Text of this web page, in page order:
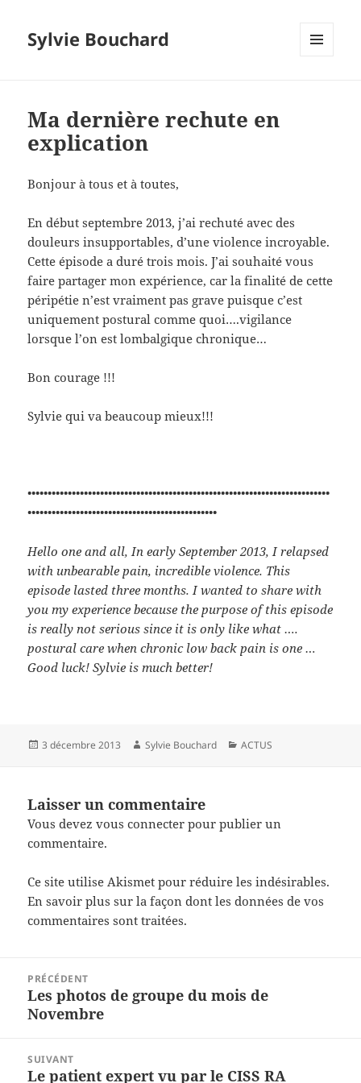
Sylvie Bouchard
Ma dernière rechute en
explication
Bonjour à tous et à toutes,
En début septembre 2013, j’ai rechuté avec des
douleurs insupportables, d’une violence incroyable.
Cette épisode a duré trois mois. J’ai souhaité vous
faire partager mon expérience, car la finalité de cette
péripétie n’est vraiment pas grave puisque c’est
uniquement postural comme quoi….vigilance
lorsque l’on est lombalgique chronique…
Bon courage !!!
Sylvie qui va beaucoup mieux!!!
•••••••••••••••••••••••••••••••••••••••••••••••••••••••••••••••••••••••••••
•••••••••••••••••••••••••••••••••••••••••••••••
Hello one and all, In early September 2013, I relapsed
with unbearable pain, incredible violence. This
episode lasted three months. I wanted to share with
you my experience because the purpose of this episode
is really not serious since it is only like what ….
postural care when chronic low back pain is one …
Good luck! Sylvie is much better!
Publié
3 décembre 2013 Auteur
Sylvie Bouchard Catégories
ACTUS
Laisser un commentaire
Vous devezvous connecter pour publier un
commentaire.
Ce site utilise Akismet pour réduire les indésirables.
En savoir plus sur la façon dont les données de vos
commentaires sont traitées.
l’article
PRÉCÉDENT
Article
précédent :
Les photos de groupe du mois de
Novembre
SUIVANT
Article
Le patient expert vu par le CISS RA